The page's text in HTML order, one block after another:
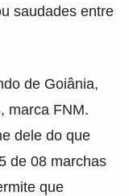
saudades entre
de Goiânia,
marca FNM.
dele do que
de 08 marchas
que